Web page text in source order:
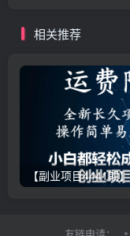
相关推荐